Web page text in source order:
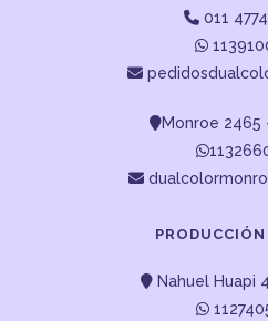
011
Monroe 2465
Nahuel Huapi